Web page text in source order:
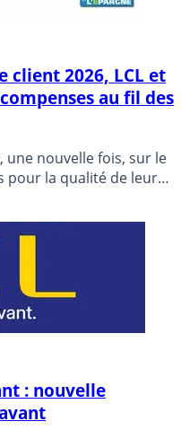
client 2026, LCL et
au fil des
une nouvelle fois, sur le
pour la qualité de leur
: nouvelle